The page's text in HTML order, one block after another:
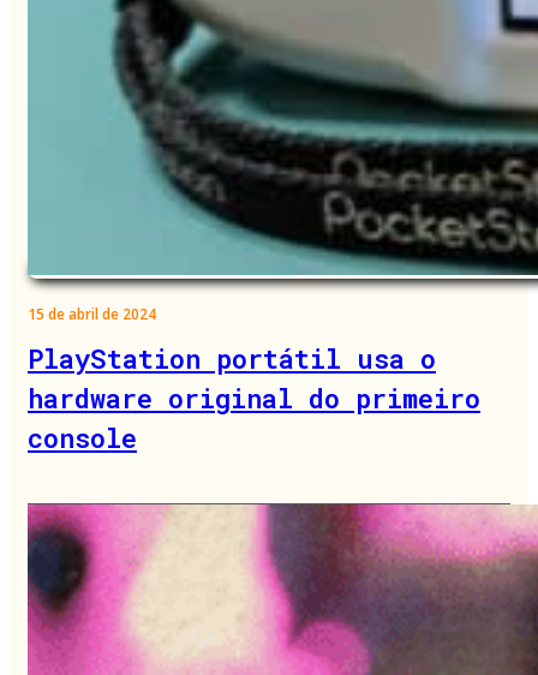
15 de abril de 2024
PlayStation portátil usa o
hardware original do primeiro
console